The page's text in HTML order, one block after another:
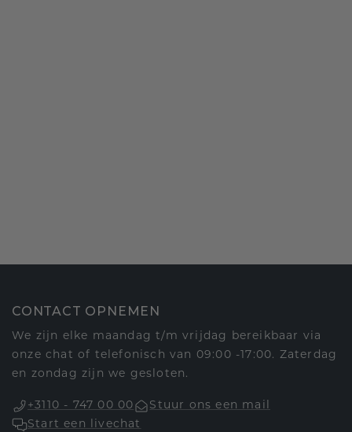
CONTACT OPNEMEN
We zijn elke maandag t/m vrijdag bereikbaar via
onze chat of telefonisch van 09:00 -17:00. Zaterdag
en zondag zijn we gesloten.
+3110 - 747 00 00
Stuur ons een mail
Start een livechat